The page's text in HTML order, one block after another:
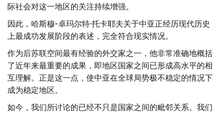
际社会对这一地区的关注持续增强。
因此，哈斯穆-卓玛尔特·托卡耶夫关于中亚正经历现代历史
上最成功发展阶段的表述，完全符合现实情况。
作为后苏联空间最有经验的外交家之一，他非常准确地概括
了近年来最重要的成果，即地区国家之间已形成高水平的相
互理解。正是这一点，使中亚在全球局势极不稳定的情况下
成为稳定地区。
如今，我们所讨论的已经不只是国家之间的毗邻关系。我们